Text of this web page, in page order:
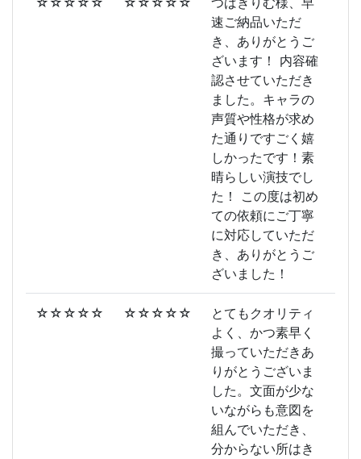
速ご納品いただ
き、ありがとうご
ざいます！ 内容確
認させていただき
ました。キャラの
声質や性格が求め
た通りですごく嬉
しかったです！素
晴らしい演技でし
た！ この度は初め
ての依頼にご丁寧
に対応していただ
き、ありがとうご
ざいました！
☆☆☆☆☆ ☆☆☆☆☆
とてもクオリティ
よく、かつ素早く
撮っていただきあ
りがとうございま
した。文面が少な
いながらも意図を
組んでいただき、
分からない所はき